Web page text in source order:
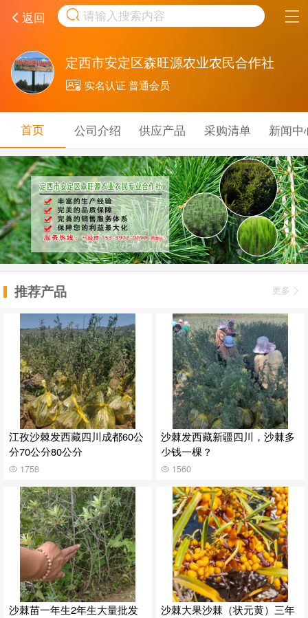
返回 取消
定西市安定区森旺源农业农民合作社
实名认证 普通会员
首页 公司介绍 供应产品 采购清单 新闻中
推荐产品 更多
江孜沙棘发西藏四川成都60公
分70公分80公分
1758
沙棘发西藏新疆四川，沙棘多
少钱一棵？
1560
沙棘苗一年生2年生大量批发
沙棘大果沙棘（状元黄）三年